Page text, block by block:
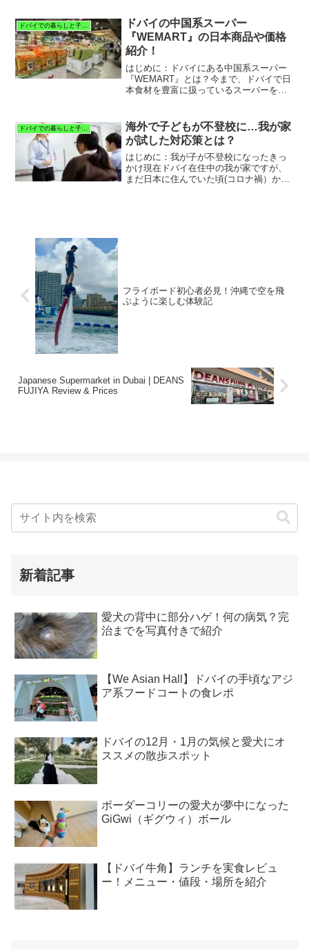
FUJIYA』がおすすめです。▶︎ドバイの日
本食スーパーといえ...
ドバイの中国系スーパー
『WEMART』の日本商品や価格
紹介！
はじめに：ドバイにある中国系スーパー
『WEMART』とは？今まで、ドバイで日
本食材を豊富に扱っているスーパーを二
ばDEANS FUJIYA！価格や詳細をお届
け！▶︎ド...
海外で子どもが不登校に…我が家
が試した対応策とは？
はじめに：我が子が不登校になったきっ
かけ現在ドバイ在住中の我が家ですが、
まだ日本に住んでいた頃(コロナ禍）か
フライボード初心者必見！沖縄で空を飛
ぶように楽しむ体験記
Japanese Supermarket in Dubai | DEANS
FUJIYA Review & Prices
新着記事
愛犬の背中に部分ハゲ！何の病気？完
治までを写真付きで紹介
【We Asian Hall】ドバイの手頃なアジ
ア系フードコートの食レポ
ドバイの12月・1月の気候と愛犬にオ
ススメの散歩スポット
ボーダーコリーの愛犬が夢中になった
GiGwi（ギグウィ）ボール
【ドバイ牛角】ランチを実食レビュ
ー！メニュー・値段・場所を紹介